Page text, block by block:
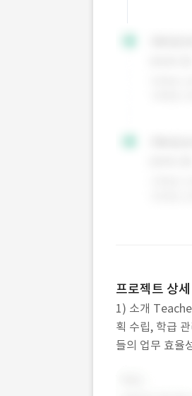
프로젝트 상세
1) 소개
획 수립, 학급
들의 업무 효율